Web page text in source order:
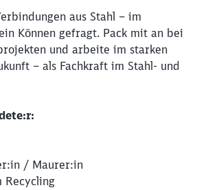
aus Stahl – im
Können gefragt. Pack mit an bei
und arbeite im starken
– als Fachkraft im Stahl- und
/ Maurer:in
Recycling